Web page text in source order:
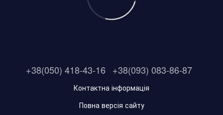
+38(050) 418-43-16 +38(093) 083-86-87
Контактна інформація
Повна версія сайту